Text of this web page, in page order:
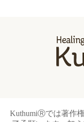
KuthumiⓇでは著作